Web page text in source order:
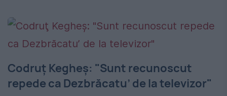
Codruţ Kegheş: "Sunt recunoscut
repede ca Dezbrăcatu’ de la televizor"